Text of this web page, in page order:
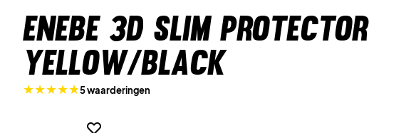
Enebe 3D Slim Protector
Yellow/Black
5 waarderingen